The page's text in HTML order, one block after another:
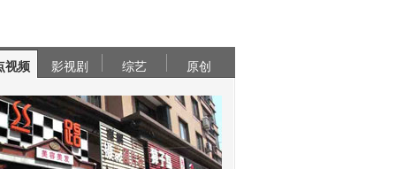
视频 影视剧 综艺 原创